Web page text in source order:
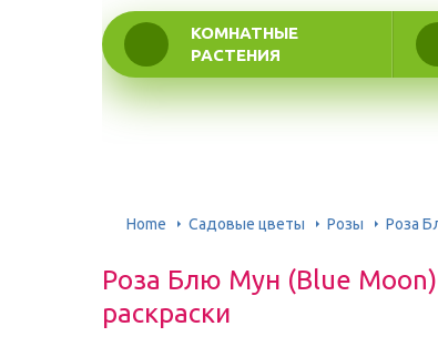
КОМНАТНЫЕ
РАСТЕНИЯ
Home Садовые цветы Розы Роза
Роза Блю Мун (Blue
раскраски